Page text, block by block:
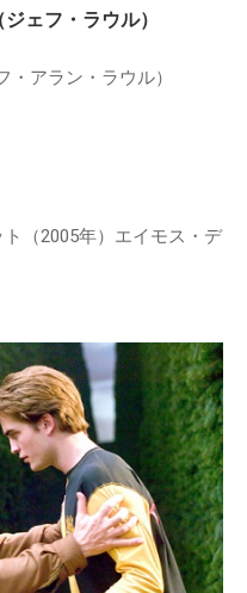
ェフ・ラウル）
アラン・ラウル）
（2005年）エイモス・デ